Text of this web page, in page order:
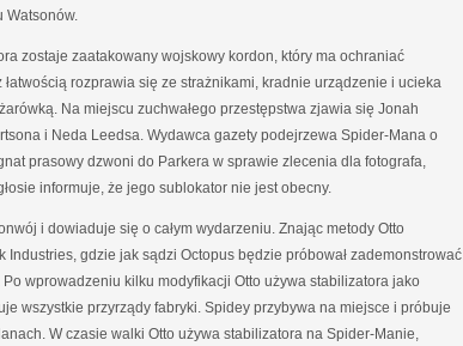
Watsonów.
zostaje zaatakowany wojskowy kordon, który ma ochraniać
łatwością rozprawia się ze strażnikami, kradnie urządzenie i ucieka
Na miejscu zuchwałego przestępstwa zjawia się Jonah
i Neda Leedsa. Wydawca gazety podejrzewa Spider-Mana o
prasowy dzwoni do Parkera w sprawie zlecenia dla fotografa,
informuje, że jego sublokator nie jest obecny.
i dowiaduje się o całym wydarzeniu. Znając metody Otto
Industries, gdzie jak sądzi Octopus będzie próbował zademonstrować
wprowadzeniu kilku modyfikacji Otto używa stabilizatora jako
wszystkie przyrządy fabryki. Spidey przybywa na miejsce i próbuje
W czasie walki Otto używa stabilizatora na Spider-Manie,